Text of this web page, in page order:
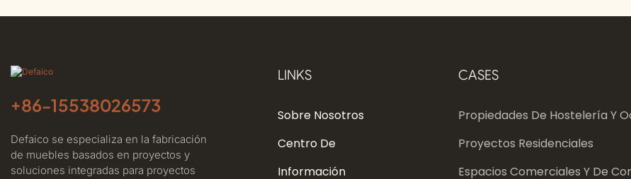
+86-15538026573
Defaico se especializa en la fabricación
de muebles basados ​​en proyectos y
soluciones integradas para proyectos
LINKS
Sobre Nosotros
Centro De
Información
CASES
Propiedades De Hostelería Y
Proyectos Residenciales
Espacios Comerciales Y De